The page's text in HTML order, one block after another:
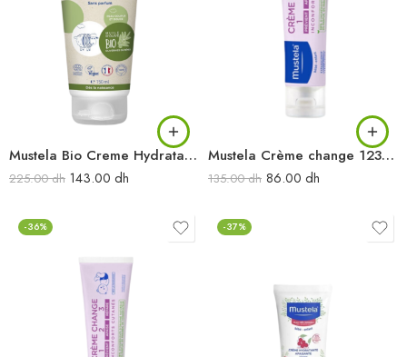
Mustela Bio Creme Hydratante 150ml
225.00dh 143.00 dh
Mustela Crème change 123 100ML
135.00dh 86.00 dh
-36% -37%